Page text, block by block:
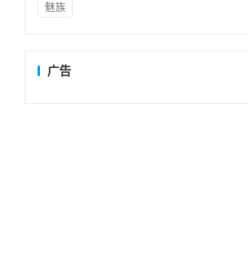
魅族
广告